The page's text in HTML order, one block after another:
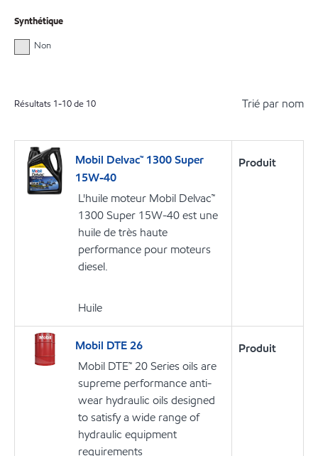
Synthétique
Non
Résultats 1-10de 10 Trié par nom
Mobil Delvac™ 1300 Super
15W-40
L'huile moteur Mobil Delvac™
1300 Super 15W-40 est une
huile de très haute
performance pour moteurs
diesel.
Huile
Produit
Mobil DTE 26
Mobil DTE™ 20 Series oils are
supreme performance anti-
wear hydraulic oils designed
to satisfy a wide range of
hydraulic equipment
requirements
Produit